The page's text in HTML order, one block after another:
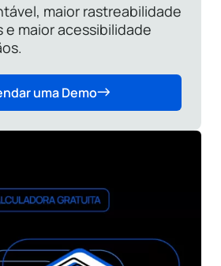
maior rastreabilidade
e maior acessibilidade
uma Demo